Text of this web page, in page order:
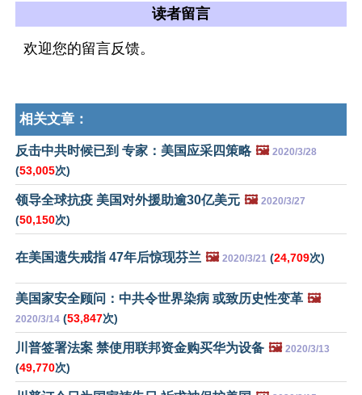
读者留言
欢迎您的留言反馈。
相关文章：
反击中共时候已到 专家：美国应采四策略 🖼️ 2020/3/28
(53,005次)
领导全球抗疫 美国对外援助逾30亿美元 🖼️ 2020/3/27
(50,150次)
在美国遗失戒指 47年后惊现芬兰 🖼️ 2020/3/21 (24,709次)
美国家安全顾问：中共令世界染病 或致历史性变革 🖼️
2020/3/14 (53,847次)
川普签署法案 禁使用联邦资金购买华为设备 🖼️ 2020/3/13
(49,770次)